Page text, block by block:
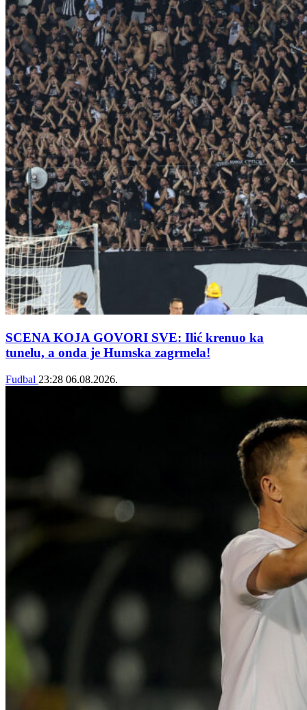
SCENA KOJA GOVORI SVE: Ilić krenuo ka
tunelu, a onda je Humska zagrmela!
Fudbal 23:28 06.08.2026.